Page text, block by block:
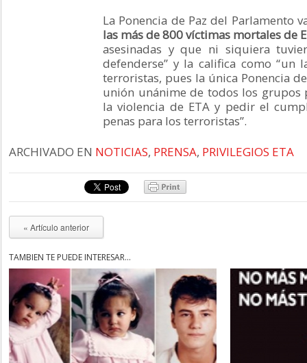
La Ponencia de Paz del Parlamento
las más de 800 víctimas mortales de
asesinadas y que ni siquiera
defenderse” y la califica como “un
terroristas, pues la única Ponencia
unión unánime de todos los grupos
la violencia de ETA y pedir el
penas para los terroristas”.
ARCHIVADO EN NOTICIAS, PRENSA, PRIVILEGIOS ETA
« Artículo anterior
TAMBIÉN TE PUEDE INTERESAR...